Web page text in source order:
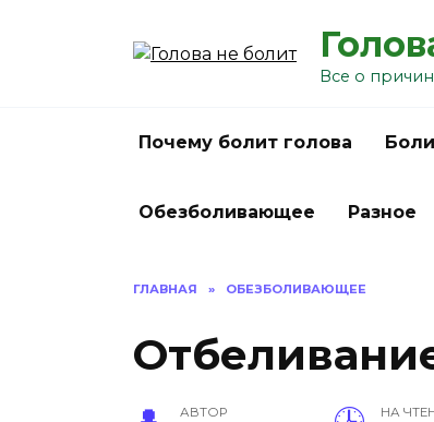
Все о
Почему болит голова
Обезболивающее Разное
ГЛАВНАЯ » ОБЕЗБОЛИВАЮЩЕЕ
АВТОР НА